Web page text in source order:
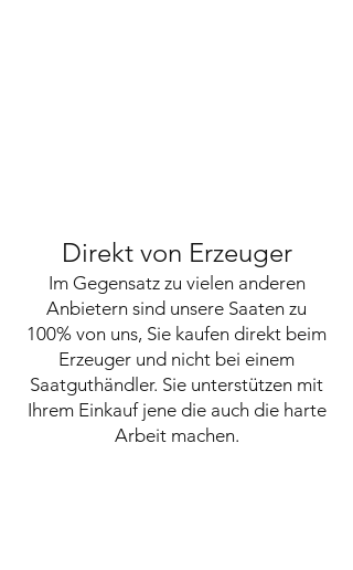
Direkt von Erzeuger
Im Gegensatz zu vielen anderen
Anbietern sind unsere Saaten zu
100% von uns, Sie kaufen direkt beim
Erzeuger und nicht bei einem
Saatguthändler. Sie unterstützen mit
Ihrem Einkauf jene die auch die harte
Arbeit machen.